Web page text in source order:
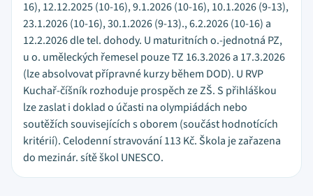
16), 12.12.2025 (10-16), 9.1.2026 (10-16), 10.1.2026 (9-13),
23.1.2026 (10-16), 30.1.2026 (9-13)., 6.2.2026 (10-16) a
12.2.2026 dle tel. dohody. U maturitních o.-jednotná PZ,
u o. uměleckých řemesel pouze TZ 16.3.2026 a 17.3.2026
(lze absolvovat přípravné kurzy během DOD). U RVP
Kuchař-číšník rozhoduje prospěch ze ZŠ. S přihláškou
lze zaslat i doklad o účasti na olympiádách nebo
soutěžích souvisejících s oborem (součást hodnotících
kritérií). Celodenní stravování 113 Kč. Škola je zařazena
do mezinár. sítě škol UNESCO.